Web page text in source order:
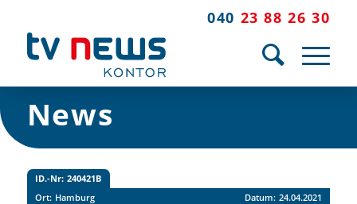
040 23 88 26 30
News
ID.-Nr: 240421B
Ort: Hamburg Datum: 24.04.2021